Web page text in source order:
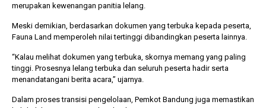
merupakan kewenangan panitia lelang.
Meski demikian, berdasarkan dokumen yang terbuka kepada peserta,
Fauna Land memperoleh nilai tertinggi dibandingkan peserta lainnya.
“Kalau melihat dokumen yang terbuka, skornya memang yang paling
tinggi. Prosesnya lelang terbuka dan seluruh peserta hadir serta
menandatangani berita acara,” ujarnya.
Dalam proses transisi pengelolaan, Pemkot Bandung juga memastikan